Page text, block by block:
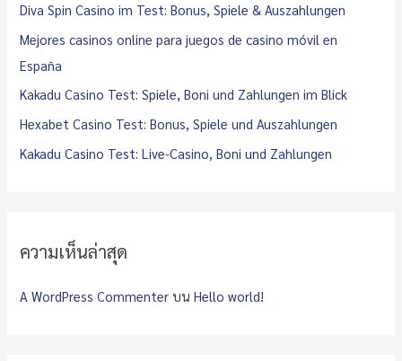
r
:
Diva Spin Casino im Test: Bonus, Spiele & Auszahlungen
Mejores casinos online para juegos de casino móvil en
España
Kakadu Casino Test: Spiele, Boni und Zahlungen im Blick
Hexabet Casino Test: Bonus, Spiele und Auszahlungen
Kakadu Casino Test: Live-Casino, Boni und Zahlungen
ความเห็นล่าสุด
A WordPress Commenter บนHello world!